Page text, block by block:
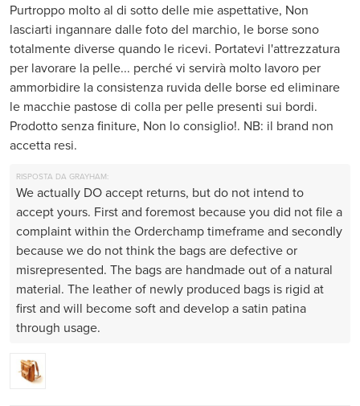
Purtroppo molto al di sotto delle mie aspettative, Non
lasciarti ingannare dalle foto del marchio, le borse sono
totalmente diverse quando le ricevi. Portatevi l'attrezzatura
per lavorare la pelle... perché vi servirà molto lavoro per
ammorbidire la consistenza ruvida delle borse ed eliminare
le macchie pastose di colla per pelle presenti sui bordi.
Prodotto senza finiture, Non lo consiglio!. NB: il brand non
accetta resi.
RISPOSTA DA GRAYHAM:
We actually DO accept returns, but do not intend to
accept yours. First and foremost because you did not file a
complaint within the Orderchamp timeframe and secondly
because we do not think the bags are defective or
misrepresented. The bags are handmade out of a natural
material. The leather of newly produced bags is rigid at
first and will become soft and develop a satin patina
through usage.